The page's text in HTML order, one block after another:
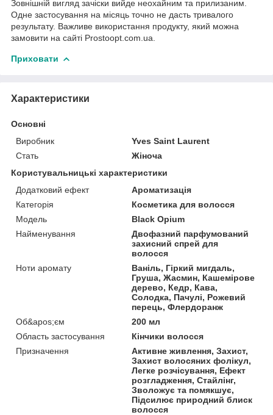
Зовнішній вигляд зачіски вийде неохайним та прилизаним.
Одне застосування на місяць точно не дасть тривалого
результату. Важливе використання продукту, який можна
замовити на сайті Prostoopt.com.ua.
Приховати
Характеристики
Основні
Виробник
Yves Saint Laurent
Стать
Жіноча
Користувальницькі характеристики
Додатковий ефект
Ароматизація
Категорія
Косметика для волосся
Мoдель
Black Opium
Найменування
Двофазний парфумований
захисний спрей для
волосся
Ноти аромату
Ваніль, Гіркий мигдаль,
Груша, Жасмин, Кашемірове
дерево, Кедр, Кава,
Солодка, Пачулі, Рожевий
перець, Флердоранж
Об&apos;єм
200 мл
Область застосування
Кінчики волосся
Призначення
Активне живлення, Захист,
Захист волосяних фолікул,
Легке розчісування, Ефект
розгладження, Стайлінг,
Зволожує та помякшує,
Підсилює природний блиск
волосся